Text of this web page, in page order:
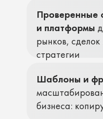
Проверенные
и платформы
рынков,
стратегии
Шаблоны и
бизнеса: